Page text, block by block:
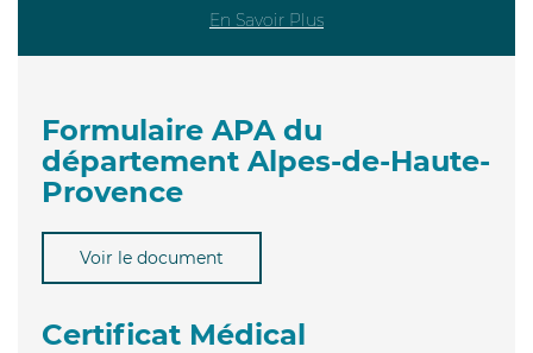
En Savoir Plus
Formulaire APA du
département Alpes-de-Haute-
Provence
Voir le document
Certificat Médical